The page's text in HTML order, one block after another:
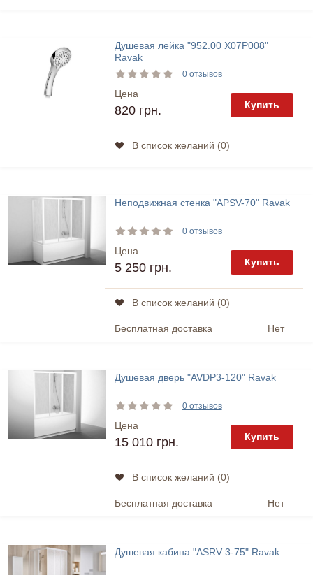
Душевая лейка "952.00 X07P008"
Ravak
0 отзывов
Цена
820 грн. Купить
В список желаний (0)
Неподвижная стенка "APSV-70" Ravak
0 отзывов
Цена
5 250 грн. Купить
В список желаний (0)
Бесплатная доставка Нет
Душевая дверь "AVDP3-120" Ravak
0 отзывов
Цена
15 010 грн. Купить
В список желаний (0)
Бесплатная доставка Нет
Душевая кабина "ASRV 3-75" Ravak